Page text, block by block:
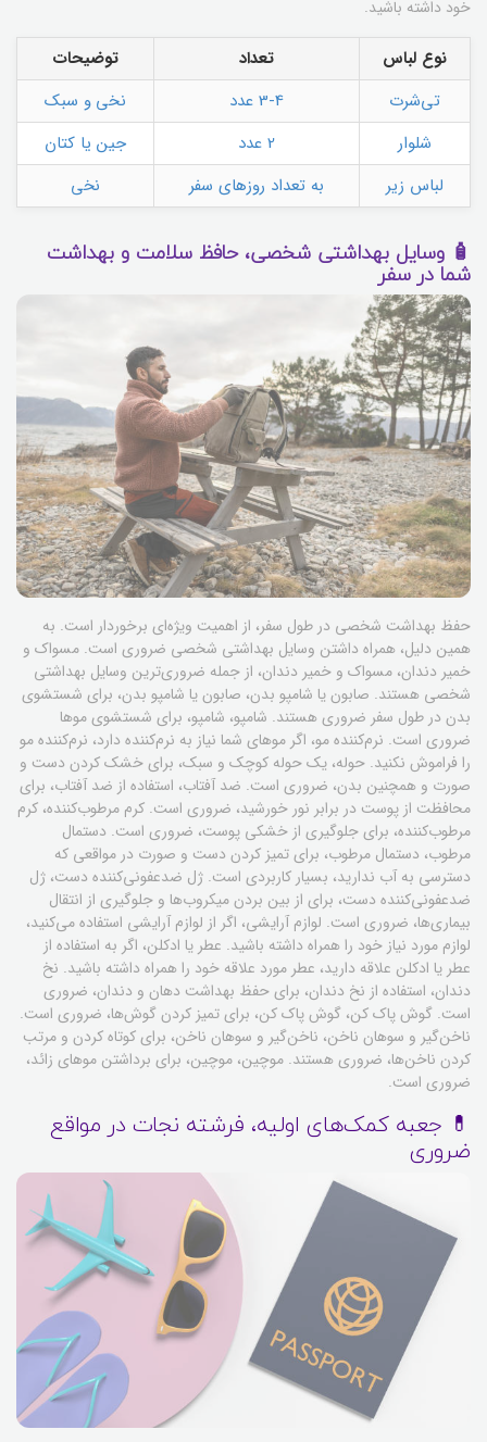
خود داشته باشید.
نوع لباس تعداد
توضیحات
تی‌شرت
3-4 عدد
نخی و سبک
شلوار
2 عدد
جین یا کتان
لباس زیر
به تعداد روزهای سفر نخی
🧴 وسایل بهداشتی شخصی، حافظ سلامت و بهداشت
شما در سفر
حفظ بهداشت شخصی در طول سفر، از اهمیت ویژه‌ای برخوردار است. به
همین دلیل، همراه داشتن وسایل بهداشتی شخصی ضروری است. مسواک و
خمیر دندان، مسواک و خمیر دندان، از جمله ضروری‌ترین وسایل بهداشتی
شخصی هستند. صابون یا شامپو بدن، صابون یا شامپو بدن، برای شستشوی
بدن در طول سفر ضروری هستند. شامپو، شامپو، برای شستشوی موها
ضروری است. نرم‌کننده مو، اگر موهای شما نیاز به نرم‌کننده دارد، نرم‌کننده مو
را فراموش نکنید. حوله، یک حوله کوچک و سبک، برای خشک کردن دست و
صورت و همچنین بدن، ضروری است. ضد آفتاب، استفاده از ضد آفتاب، برای
محافظت از پوست در برابر نور خورشید، ضروری است. کرم مرطوب‌کننده، کرم
مرطوب‌کننده، برای جلوگیری از خشکی پوست، ضروری است. دستمال
مرطوب، دستمال مرطوب، برای تمیز کردن دست و صورت در مواقعی که
دسترسی به آب ندارید، بسیار کاربردی است. ژل ضدعفونی‌کننده دست، ژل
ضدعفونی‌کننده دست، برای از بین بردن میکروب‌ها و جلوگیری از انتقال
بیماری‌ها، ضروری است. لوازم آرایشی، اگر از لوازم آرایشی استفاده می‌کنید،
لوازم مورد نیاز خود را همراه داشته باشید. عطر یا ادکلن، اگر به استفاده از
عطر یا ادکلن علاقه دارید، عطر مورد علاقه خود را همراه داشته باشید. نخ
دندان، استفاده از نخ دندان، برای حفظ بهداشت دهان و دندان، ضروری
است. گوش پاک کن، گوش پاک کن، برای تمیز کردن گوش‌ها، ضروری است.
ناخن‌گیر و سوهان ناخن، ناخن‌گیر و سوهان ناخن، برای کوتاه کردن و مرتب
کردن ناخن‌ها، ضروری هستند. موچین، موچین، برای برداشتن موهای زائد،
ضروری است.
💊 جعبه کمک‌های اولیه، فرشته نجات در مواقع
ضروری